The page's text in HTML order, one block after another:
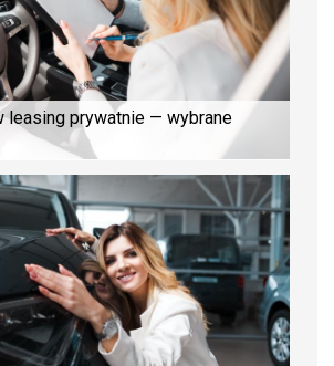
leasing prywatnie — wybrane